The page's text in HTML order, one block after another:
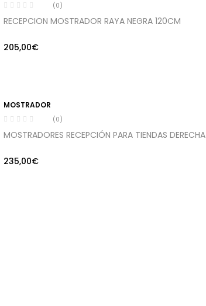
(0)
RECEPCION MOSTRADOR RAYA NEGRA 120CM
205,00€
MOSTRADOR
(0)
MOSTRADORES RECEPCIÓN PARA TIENDAS DERECHA
235,00€